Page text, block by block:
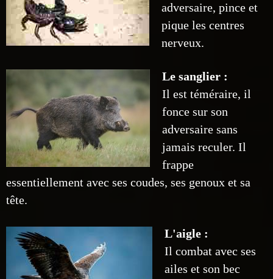
adversaire, pince et
pique les centres
nerveux.
Le sanglier :
Il est téméraire, il
fonce sur son
adversaire sans
jamais reculer. Il
frappe
essentiellement avec ses coudes, ses genoux et sa
tête.
L'aigle :
Il combat avec ses
ailes et son bec